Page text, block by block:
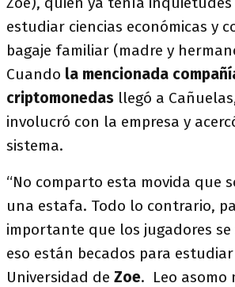
estudiar ciencias económicas y
bagaje familiar (madre y
Cuando la mencionada
criptomonedas llegó a
involucró con la empresa y
sistema.
“No comparto esta movida que
una estafa. Todo lo contrario,
importante que los jugadores
eso están becados para
Universidad de Zoe. Leo asomo